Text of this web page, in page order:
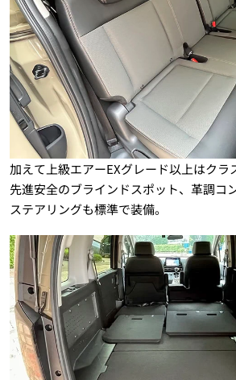
加えて上級エアーEXグレード以上はクラ
先進安全のブラインドスポット、革調コ
ステアリングも標準で装備。